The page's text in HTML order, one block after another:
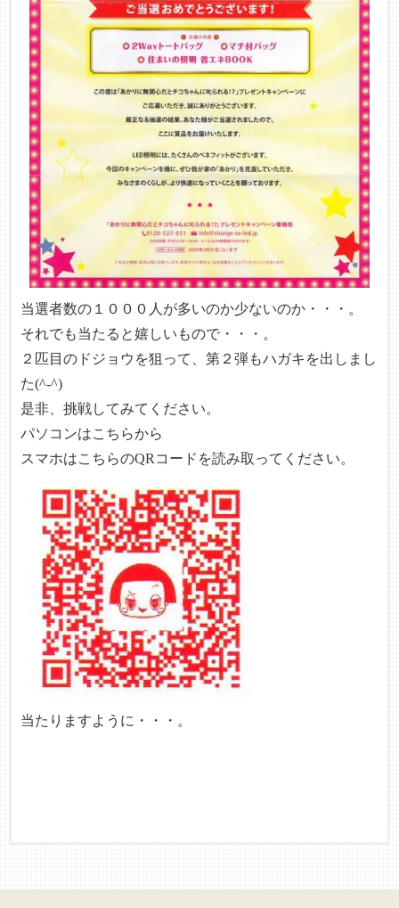
当選者数の１０００人が多いのか少ないのか・・・。
それでも当たると嬉しいもので・・・。
２匹目のドジョウを狙って、第２弾もハガキを出しまし
た(^-^)
是非、挑戦してみてください。
パソコンはこちらから
スマホはこちらのQRコードを読み取ってください。
当たりますように・・・。